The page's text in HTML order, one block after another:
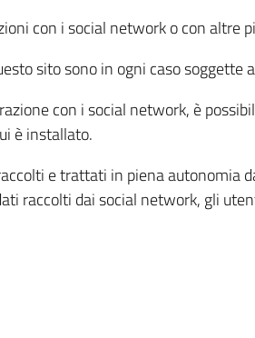
con i social network o con altre
sito sono in ogni caso
con i social network, è
è installato.
e trattati in piena
raccolti dai social network, gli